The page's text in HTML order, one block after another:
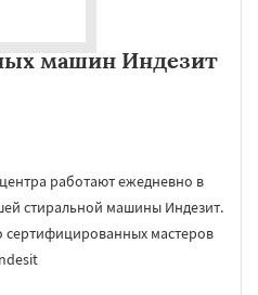
машин Индезит
работают ежедневно в
стиральной машины Индезит.
сертифицированных мастеров